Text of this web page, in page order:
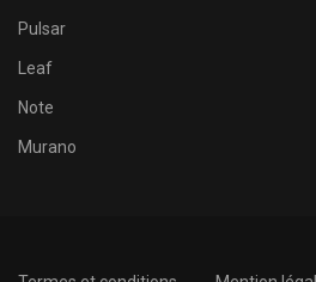
Pulsar
Leaf
Note
Murano